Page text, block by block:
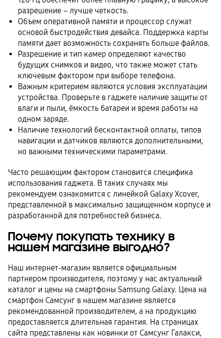
разрешение – лучше четкость.
Объем оперативной памяти и процессор служат
основой быстродействия девайса. Поддержка карты
памяти дает возможность сохранять больше файлов.
Разрешение и тип камер определяют качество
будущих снимков и видео, что также может стать
ключевым фактором при выборе телефона.
Важным критерием являются условия эксплуатации
устройства. Проверьте в гаджете наличие защиты от
влаги и пыли, ёмкость батареи и время работы на
одном заряде.
Наличие технологий бесконтактной оплаты, типов
навигации и датчиков являются дополнительными,
но важными техническими параметрами.
Часто решающим фактором становится специфика
использования гаджета. В таких случаях мы
рекомендуем ознакомится с линейкой Galaxy Xcover,
представленной в максимально защищенном корпусе и
разработанной для потребностей бизнеса.
Почему покупать технику в
нашем магазине выгодно?
Наш интернет-магазин является официальным
партнером производителя, поэтому у нас актуальный
каталог и цены на смартфоны Samsung Galaxy. Цена на
смартфон Самсунг в нашем магазине является
рекомендованной производителем, а на продукцию
предоставляется длительная гарантия. На страницах
сайта представлены как новинки от Самсунг Галакси,